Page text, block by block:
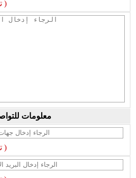
(* تطلب )
معلومات
(* تطلب )